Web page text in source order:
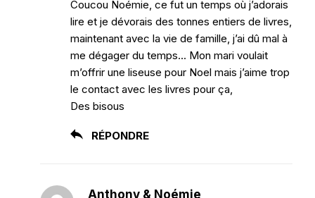
Coucou Noémie, ce fut un temps où j’adorais
lire et je dévorais des tonnes entiers de livres,
maintenant avec la vie de famille, j’ai dû mal à
me dégager du temps… Mon mari voulait
m’offrir une liseuse pour Noel mais j’aime trop
le contact avec les livres pour ça,
Des bisous
RÉPONDRE
Anthony & Noémie